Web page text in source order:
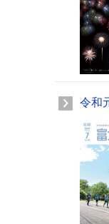
令和